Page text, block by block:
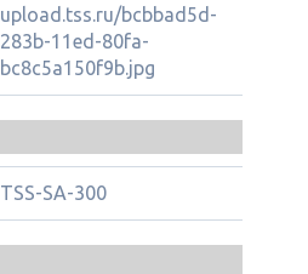
upload.tss.ru/bcbbad5d-
283b-11ed-80fa-
bc8c5a150f9b.jpg
TSS-SA-300